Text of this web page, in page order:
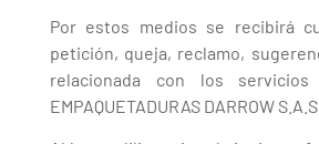
Por estos medios se recibirá
petición, queja, reclamo,
relacionada con los
EMPAQUETADURAS DARROW S.A.S.